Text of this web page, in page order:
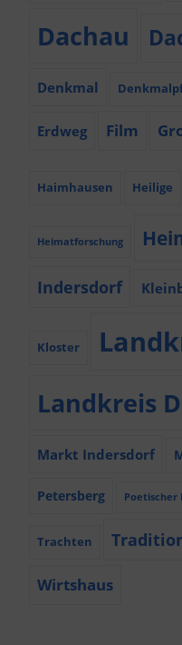
Dachau
Denkmal
Erdweg Film
Haimhausen Heilige
Heimatforschung
Indersdorf
Kloster
Landkreis
Markt Indersdorf
Petersberg Poetischer
Trachten
Wirtshaus